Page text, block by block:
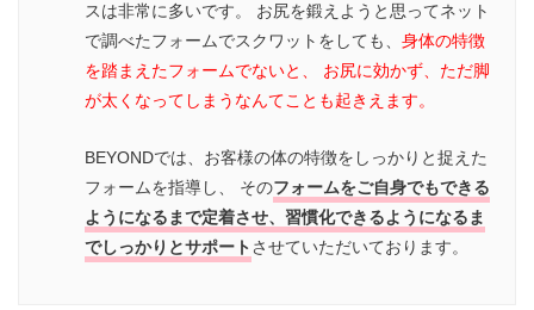
スは非常に多いです。 お尻を鍛えようと思ってネット
で調べたフォームでスクワットをしても、 身体の特徴
を踏まえたフォームでないと、 お尻に効かず、ただ脚
が太くなってしまうなんてことも起きえます。
BEYONDでは、お客様の体の特徴をしっかりと捉えた
フォームを指導し、 そのフォームをご自身でもできる
ようになるまで定着させ、習慣化できるようになるま
でしっかりとサポート させていただいております。